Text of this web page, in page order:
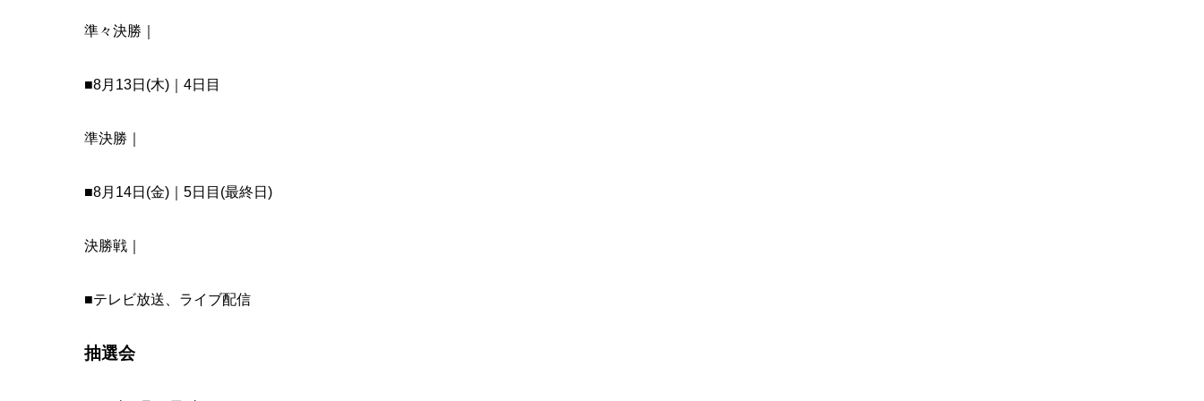
準々決勝｜
■8月13日(木)｜4日目
準決勝｜
■8月14日(金)｜5日目(最終日)
決勝戦｜
■テレビ放送、ライブ配信
抽選会